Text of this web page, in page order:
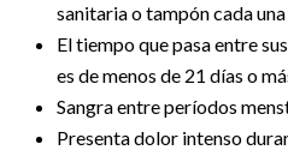
sanitaria o tampón cada
El tiempo que pasa entre
es de menos de 21 días o
Sangra entre períodos
Presenta dolor intenso